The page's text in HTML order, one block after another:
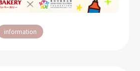
information